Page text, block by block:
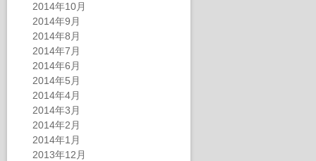
2014年10月
2014年9月
2014年8月
2014年7月
2014年6月
2014年5月
2014年4月
2014年3月
2014年2月
2014年1月
2013年12月